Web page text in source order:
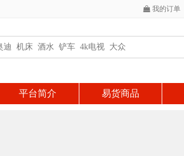
我的订单
平台简介 易货商品